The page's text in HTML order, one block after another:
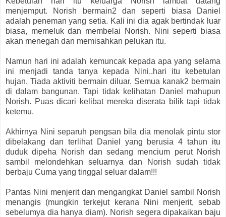
menjemput. Norish bermain2 dan seperti biasa Daniel
adalah peneman yang setia. Kali ini dia agak bertindak luar
biasa, memeluk dan membelai Norish. Nini seperti biasa
akan menegah dan memisahkan pelukan itu.
Namun hari ini adalah kemuncak kepada apa yang selama
ini menjadi tanda tanya kepada Nini..hari itu kebetulan
hujan. Tiada aktiviti bermain diluar. Semua kanak2 bermain
di dalam bangunan. Tapi tidak kelihatan Daniel mahupun
Norish. Puas dicari kelibat mereka diserata bilik tapi tidak
ketemu.
Akhirnya Nini separuh pengsan bila dia menolak pintu stor
dibelakang dan terlihat Daniel yang berusia 4 tahun itu
duduk dipeha Norish dan sedang mencium perut Norish
sambil melondehkan seluarnya dan Norish sudah tidak
berbaju Cuma yang tinggal seluar dalam!!!
Pantas Nini menjerit dan mengangkat Daniel sambil Norish
menangis (mungkin terkejut kerana Nini menjerit, sebab
sebelumya dia hanya diam). Norish segera dipakaikan baju